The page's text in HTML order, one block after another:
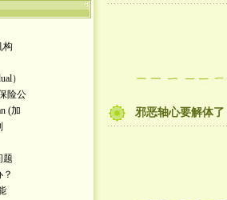
构
）
险公
(加
题
邪恶轴心要解体了